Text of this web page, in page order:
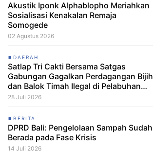
Akustik Iponk Alphablopho Meriahkan
Sosialisasi Kenakalan Remaja
Somogede
02 Agustus 2026
DAERAH
Satlap Tri Cakti Bersama Satgas
Gabungan Gagalkan Perdagangan Bijih
dan Balok Timah Ilegal di Pelabuhan
Pelindo Belitung
28 Juli 2026
BERITA
DPRD Bali: Pengelolaan Sampah Sudah
Berada pada Fase Krisis
14 Juli 2026